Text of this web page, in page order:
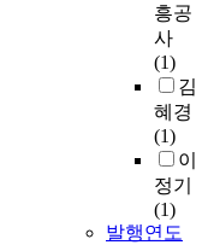
흥공
사
(1)
김
혜경
(1)
이
정기
(1)
발행연도